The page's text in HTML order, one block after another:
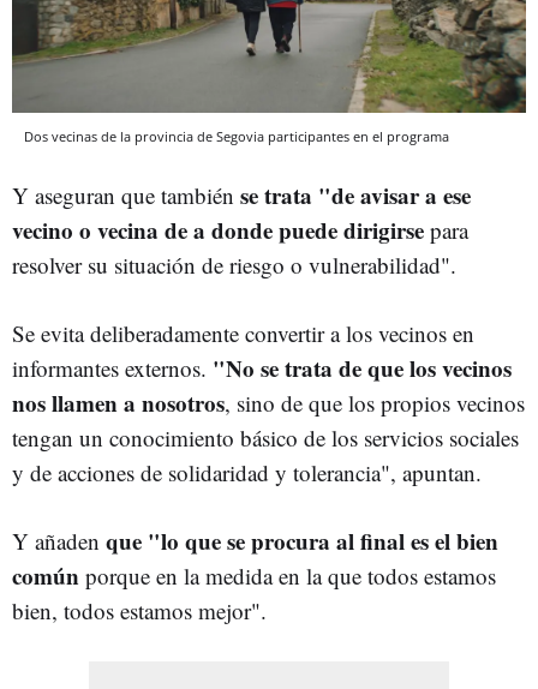
Dos vecinas de la provincia de Segovia participantes en el programa
Y aseguran que también se trata "de avisar a ese
vecino o vecina de a donde puede dirigirse para
resolver su situación de riesgo o vulnerabilidad".
Se evita deliberadamente convertir a los vecinos en
informantes externos. "No se trata de que los vecinos
nos llamen a nosotros, sino de que los propios vecinos
tengan un conocimiento básico de los servicios sociales
y de acciones de solidaridad y tolerancia", apuntan.
Y añaden que "lo que se procura al final es el bien
común porque en la medida en la que todos estamos
bien, todos estamos mejor".